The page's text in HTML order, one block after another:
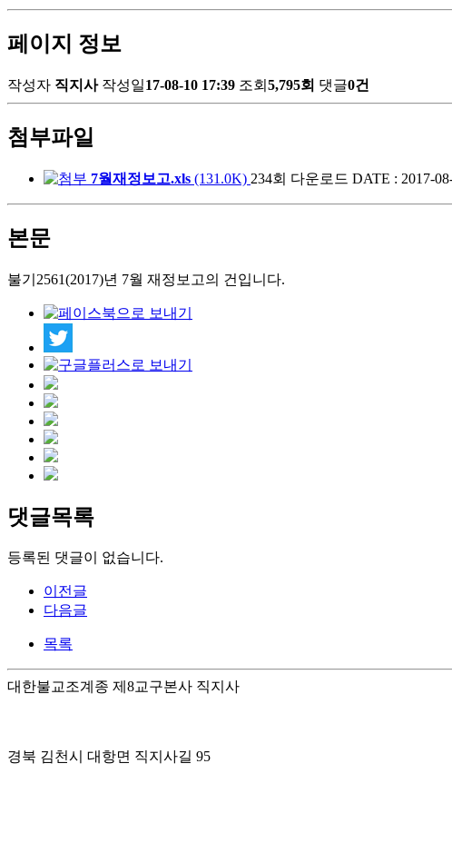
페이지 정보
작성자 직지사 작성일17-08-10 17:39 조회 5,795회 댓글0건
첨부파일
7월재정보고.xls (131.0K) 234회 다운로드 DATE : 2017-
본문
불기2561(2017)년 7월 재정보고의 건입니다.
댓글목록
등록된 댓글이 없습니다.
이전글
다음글
목록
대한불교조계종 제8교구본사 직지사
경북 김천시 대항면 직지사길 95